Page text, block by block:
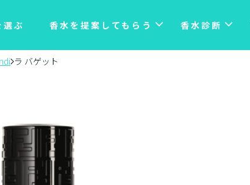
選ぶ 香水を提案してもらう 香水診断
ラ バゲット